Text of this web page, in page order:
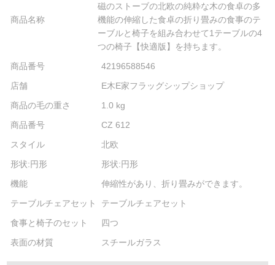
商品名称
磁のストーブの北欧の純粋な木の食卓の多
機能の伸縮した食卓の折り畳みの食事のテ
ーブルと椅子を組み合わせて1テーブルの4
つの椅子【快適版】を持ちます。
商品番号
42196588546
店舗
E木E家フラッグシップショップ
商品の毛の重さ
1.0 kg
商品番号
CZ 612
スタイル
北欧
形状:円形
形状:円形
機能
伸縮性があり、折り畳みができます。
テーブルチェアセット
テーブルチェアセット
食事と椅子のセット
四つ
表面の材質
スチールガラス